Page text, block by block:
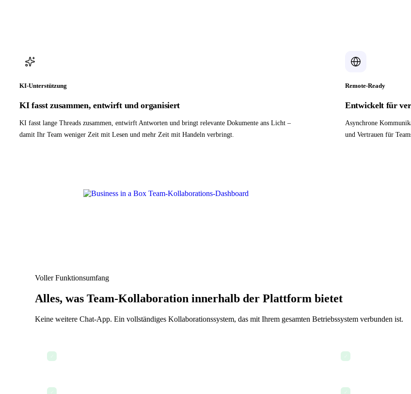
KI-Unterstützung
KI fasst zusammen, entwirft und organisiert
KI fasst lange Threads zusammen, entwirft Antworten und bringt relevante Dokumente ans Licht –
damit Ihr Team weniger Zeit mit Lesen und mehr Zeit mit Handeln verbringt.
Remote-Ready
Entwickelt für
Asynchrone
und Vertrauen für
Voller Funktionsumfang
Alles, was Team-Kollaboration innerhalb der Plattform bietet
Keine weitere Chat-App. Ein vollständiges Kollaborationssystem, das mit Ihrem gesamten Betriebssystem verbunden ist.